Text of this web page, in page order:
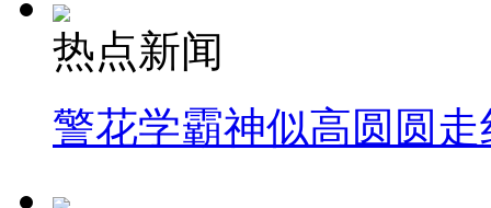
热点新闻
警花学霸神似高圆圆走